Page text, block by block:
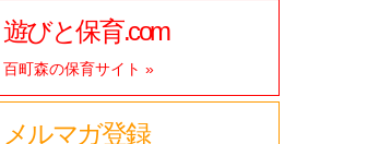
遊びと保育.com
百町森の保育サイト »
メルマガ登録